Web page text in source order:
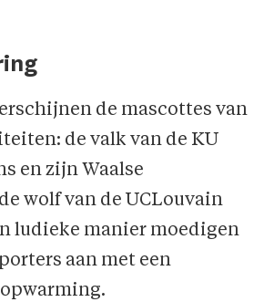
de mascottes van
de valk van de KU
en zijn Waalse
wolf van de UCLouvain
ludieke manier moedigen
aan met een